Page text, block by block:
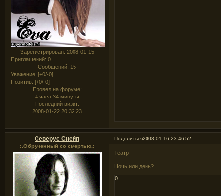
Зарегистрирован: 2008-01-15
Приглашений: 0
Сообщений: 15
Уважение: [+0/-0]
Позитив: [+0/-0]
Провел на форуме:
4 часа 34 минуты
Последний визит:
2008-01-22 20:32:23
Поделиться2008-01-16 23:46:52
Северус Снейп
:.Обрученный со смертью.:
Театр
Ночь или день?
0